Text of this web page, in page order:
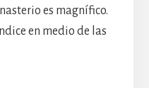
es magnífico.
en medio de las